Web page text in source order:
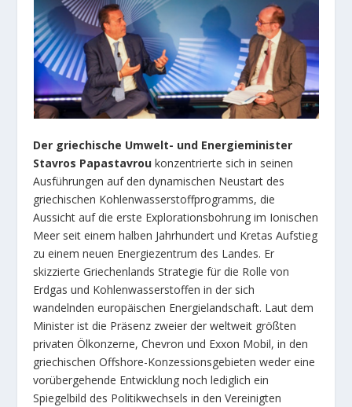
Der griechische Umwelt- und Energieminister
Stavros Papastavrou konzentrierte sich in seinen
Ausführungen auf den dynamischen Neustart des
griechischen Kohlenwasserstoffprogramms, die
Aussicht auf die erste Explorationsbohrung im Ionischen
Meer seit einem halben Jahrhundert und Kretas Aufstieg
zu einem neuen Energiezentrum des Landes. Er
skizzierte Griechenlands Strategie für die Rolle von
Erdgas und Kohlenwasserstoffen in der sich
wandelnden europäischen Energielandschaft. Laut dem
Minister ist die Präsenz zweier der weltweit größten
privaten Ölkonzerne, Chevron und Exxon Mobil, in den
griechischen Offshore-Konzessionsgebieten weder eine
vorübergehende Entwicklung noch lediglich ein
Spiegelbild des Politikwechsels in den Vereinigten